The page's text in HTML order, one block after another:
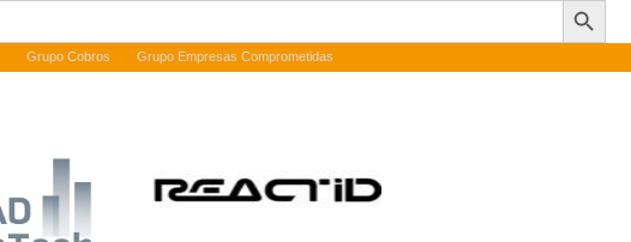
Grupo Cobros Grupo Empresas Comprometidas